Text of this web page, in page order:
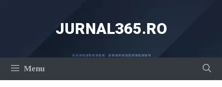
JURNAL365.RO
Menu